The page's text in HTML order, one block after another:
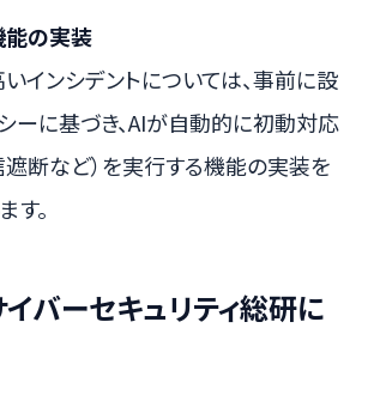
の実装
インシデントについては、事前に設
ーに基づき、AIが自動的に初動対応
遮断など）を実行する機能の実装を
す。
バーセキュリティ総研に